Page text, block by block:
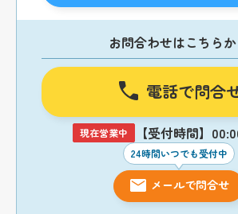
お問合わせはこちらか
電話で問合
現在営業中 【受付時間】
24時間いつでも受付中
メールで問合せ